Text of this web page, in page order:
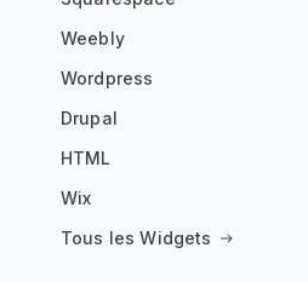
Weebly
Wordpress
Drupal
HTML
Wix
Tous les Widgets